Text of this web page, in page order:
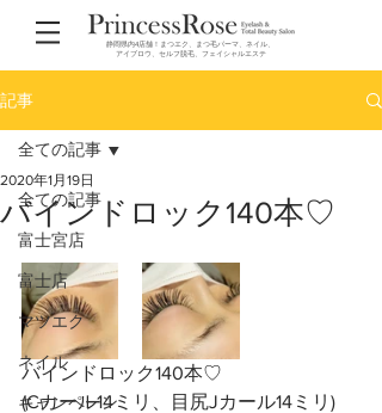
静岡県内4店舗！まつエク、まつ毛パーマ、ネイル、
アイブロウ、セルフ脱毛、フェイシャルエステ
記事
全ての記事
富士宮店
富士店
マツエク
ネイル
キャンペーン
全ての記事
バインドロック140本♡
2020年1月19日
バインドロック140本♡
(Cカール14ミリ、目尻Jカール14ミリ)